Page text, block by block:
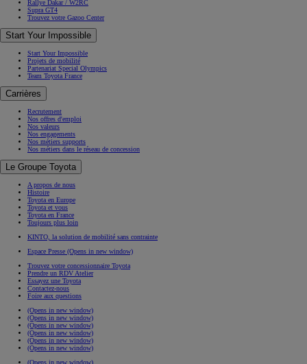
Rallye Dakar / W2RC
Supra GT4
Trouvez votre Gazoo Center
Start Your Impossible
Start Your Impossible
Projets de mobilité
Partenariat Special Olympics
Team Toyota France
Carrières
Recrutement
Nos offres d'emploi
Nos valeurs
Nos engagements
Nos métiers supports
Nos métiers dans le réseau de concession
Le Groupe Toyota
A propos de nous
Histoire
Toyota en Europe
Toyota et vous
Toyota en France
Toujours plus loin
KINTO, la solution de mobilité sans contrainte
Espace Presse (Opens in new window)
Trouvez votre concessionnaire Toyota
Prendre un RDV Atelier
Essayez une Toyota
Contactez-nous
Foire aux questions
(Opens in new window)
(Opens in new window)
(Opens in new window)
(Opens in new window)
(Opens in new window)
(Opens in new window)
(Opens in new window)